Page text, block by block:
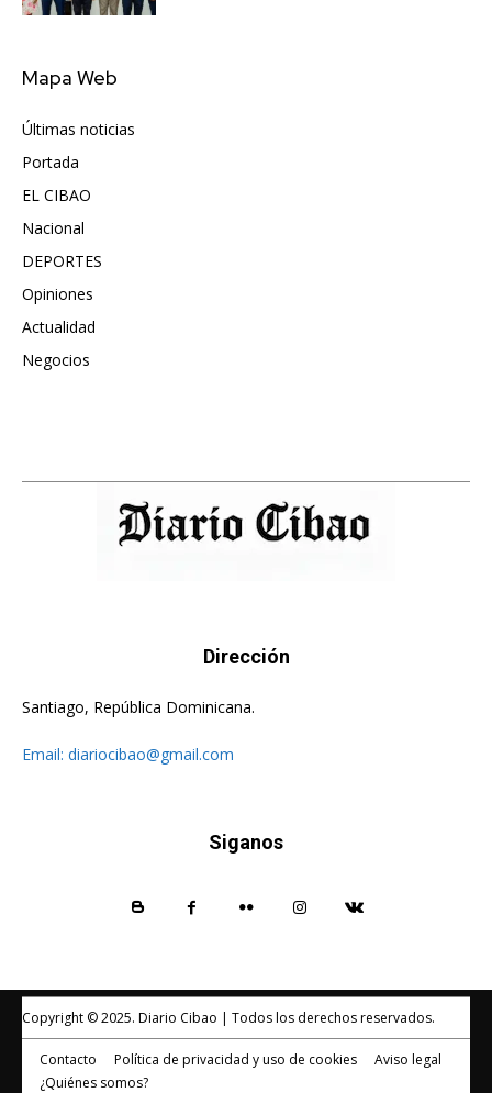
Mapa Web
Últimas noticias
Portada
EL CIBAO
Nacional
DEPORTES
Opiniones
Actualidad
Negocios
Dirección
Santiago, República Dominicana.
Email: diariocibao@gmail.com
Siganos
Copyright © 2025. Diario Cibao | Todos los derechos reservados.
Contacto Política de privacidad y uso de cookies
Aviso legal
¿Quiénes somos?